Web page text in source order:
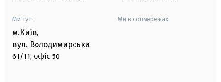
Ми тут:
м.Київ,
вул. Володимирська
61/11, офіс 50
Ми в соцмережах: